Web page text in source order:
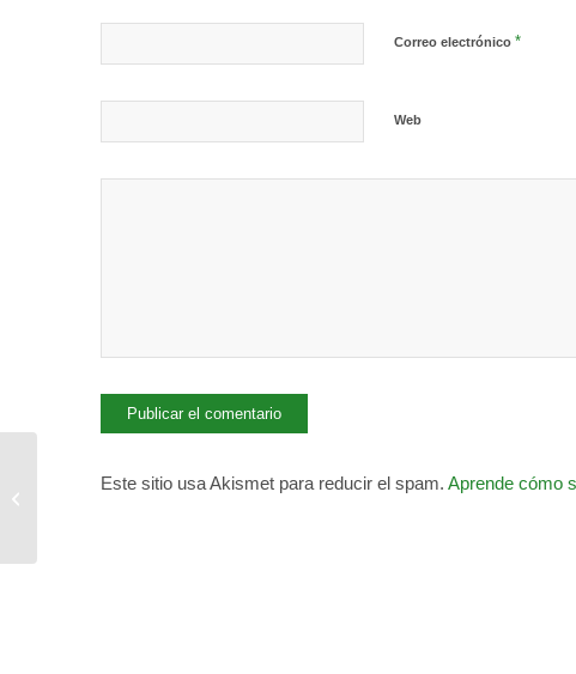
Correo electrónico *
Web
Este sitio usa Akismet para reducir el spam. Aprende cómo
Curso de Formación